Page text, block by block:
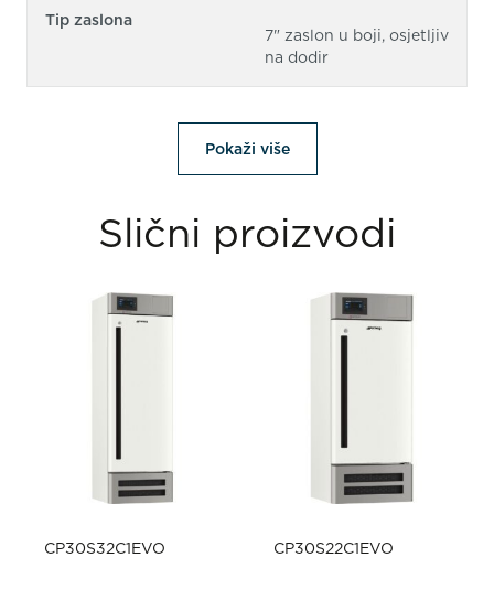
Tip zaslona
7" zaslon u boji, osjetljiv
na dodir
Pokaži više
Slični proizvodi
CP30S32C1EVO CP30S22C1EVO